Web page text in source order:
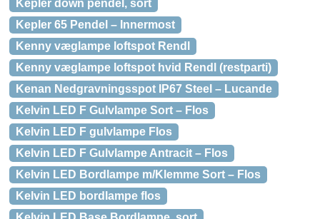
Kepler down pendel, sort
Kepler 65 Pendel – Innermost
Kenny væglampe loftspot Rendl
Kenny væglampe loftspot hvid Rendl (restparti)
Kenan Nedgravningsspot IP67 Steel – Lucande
Kelvin LED F Gulvlampe Sort – Flos
Kelvin LED F gulvlampe Flos
Kelvin LED F Gulvlampe Antracit – Flos
Kelvin LED Bordlampe m/Klemme Sort – Flos
Kelvin LED bordlampe flos